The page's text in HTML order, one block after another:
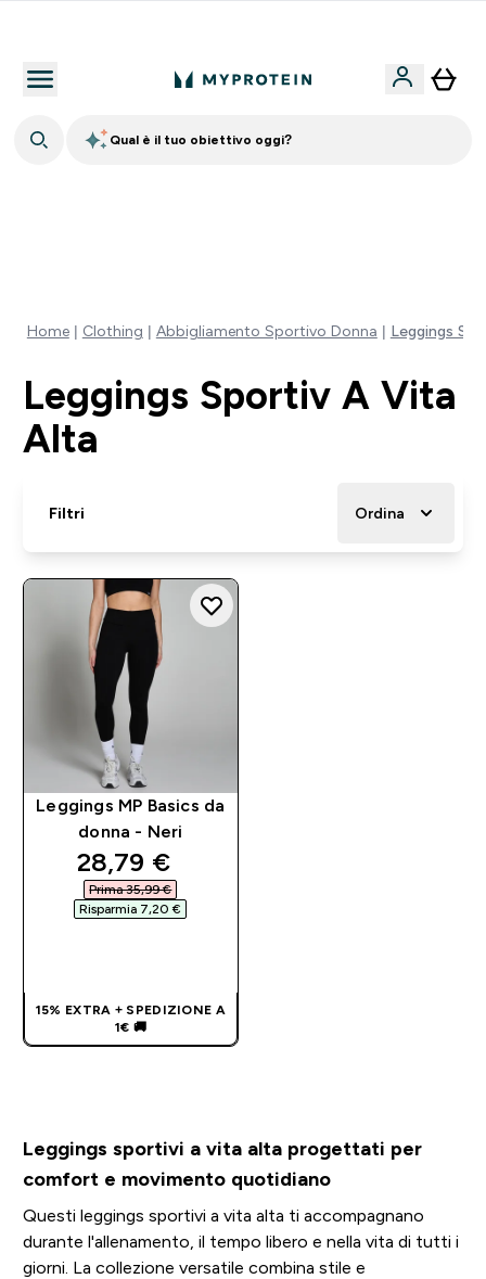
Qual è il tuo obiettivo oggi?
Home Clothing Abbigliamento Sportivo Donna Leggings
Leggings Sportiv A Vita
Alta
Filtri Ordina
Leggings MP Basics da
donna - Neri
discounted price
28,79 €‎
Prima 35,99 €‎
Risparmia 7,20 €‎
15% EXTRA + SPEDIZIONE A
1€ 🚚
Leggings sportivi a vita alta progettati per
comfort e movimento quotidiano
Questi leggings sportivi a vita alta ti accompagnano
durante l'allenamento, il tempo libero e nella vita di tutti i
giorni. La collezione versatile combina stile e